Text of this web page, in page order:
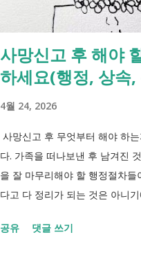
사망신고 후 해야
하세요(행정, 상속,
4월 24, 2026
사망신고 후 무엇부터 해야 하
다. 가족을 떠나보낸 후 남겨진
을 잘 마무리해야 할 행정절차
다고 다 정리가 되는 것은 아니
처리까지 이 흐름만 따라가시면
공유 댓글 쓰기